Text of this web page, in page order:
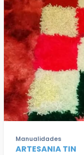
Manualidades
ARTESANIA TIN